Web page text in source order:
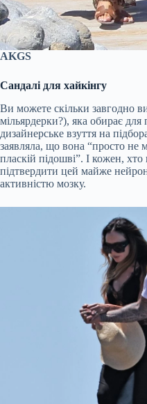
AKGS
Сандалі для хайкінгу
Ви можете скільки завгодно
мільярдерки?), яка обирає
дизайнерське взуття на
заявляла, що вона “просто не
пласкій підошві”. І кожен,
підтвердити цей майже
активністю мозку.